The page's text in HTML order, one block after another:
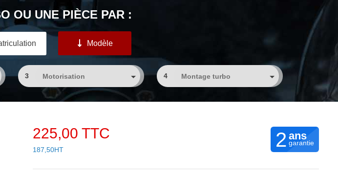
OU UNE PIÈCE PAR :
Modèle
3 4
225,00 TTC
187,50HT 2 ans
garantie